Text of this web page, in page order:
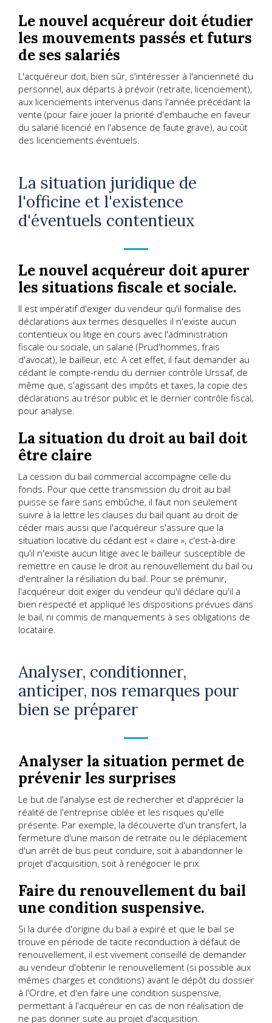
Le nouvel acquéreur doit étudier
les mouvements passés et futurs
de ses salariés
L'acquéreur doit, bien sûr, s'intéresser à l'ancienneté du
personnel, aux départs à prévoir (retraite, licenciement),
aux licenciements intervenus dans l'année précédant la
vente (pour faire jouer la priorité d'embauche en faveur
du salarié licencié en l'absence de faute grave), au coût
des licenciements éventuels.
La situation juridique de
l'officine et l'existence
d'éventuels contentieux
Le nouvel acquéreur doit apurer
les situations fiscale et sociale.
Il est impératif d'exiger du vendeur qu'il formalise des
déclarations aux termes desquelles il n'existe aucun
contentieux ou litige en cours avec l'administration
fiscale ou sociale, un salarié (Prud'hommes, frais
d'avocat), le bailleur, etc. A cet effet, il faut demander au
cédant le compte-rendu du dernier contrôle Urssaf, de
même que, s'agissant des impôts et taxes, la copie des
déclarations au trésor public et le dernier contrôle fiscal,
pour analyse.
La situation du droit au bail doit
être claire
La cession du bail commercial accompagne celle du
fonds. Pour que cette transmission du droit au bail
puisse se faire sans embûche, il faut non seulement
suivre à la lettre les clauses du bail quant au droit de
céder mais aussi que l'acquéreur s'assure que la
situation locative du cédant est « claire », c'est-à-dire
qu'il n'existe aucun litige avec le bailleur susceptible de
remettre en cause le droit au renouvellement du bail ou
d'entraîner la résiliation du bail. Pour se prémunir,
l'acquéreur doit exiger du vendeur qu'il déclare qu'il a
bien respecté et appliqué les dispositions prévues dans
le bail, ni commis de manquements à ses obligations de
locataire.
Analyser, conditionner,
anticiper, nos remarques pour
bien se préparer
Analyser la situation permet de
prévenir les surprises
Le but de l'analyse est de rechercher et d'apprécier la
réalité de l'entreprise ciblée et les risques qu'elle
présente. Par exemple, la découverte d'un transfert, la
fermeture d'une maison de retraite ou le déplacement
d'un arrêt de bus peut conduire, soit à abandonner le
projet d'acquisition, soit à renégocier le prix.
Faire du renouvellement du bail
une condition suspensive.
Si la durée d'origine du bail a expiré et que le bail se
trouve en période de tacite reconduction à défaut de
renouvellement, il est vivement conseillé de demander
au vendeur d'obtenir le renouvellement (si possible aux
mêmes charges et conditions) avant le dépôt du dossier
à l'Ordre, et d'en faire une condition suspensive,
permettant à l'acquéreur en cas de non réalisation de
ne pas donner suite au projet d'acquisition.